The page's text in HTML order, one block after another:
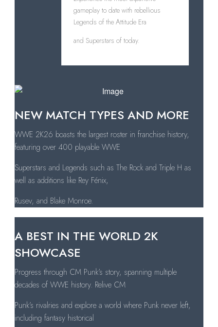
gameplay to date with rebellious
Legends of the Attitude Era
and Superstars of today.
NEW MATCH TYPES AND MORE
WWE 2K26 boasts the largest roster in franchise history,
featuring over 400 playable WWE
Superstars and Legends such as The Rock and Triple H as
well as additions like Rey Fénix,
Rusev, and Blake Monroe.
A BEST IN THE WORLD 2K
SHOWCASE
Progress through CM Punk’s story, spanning multiple
decades of WWE history. Relive CM
Punk’s rivalries and explore a world where Punk never left,
including fantasy historical